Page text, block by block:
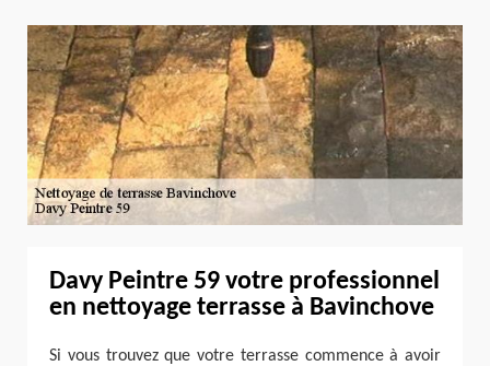
Davy Peintre 59 votre professionnel
en nettoyage terrasse à Bavinchove
Si vous trouvez que votre terrasse commence à avoir